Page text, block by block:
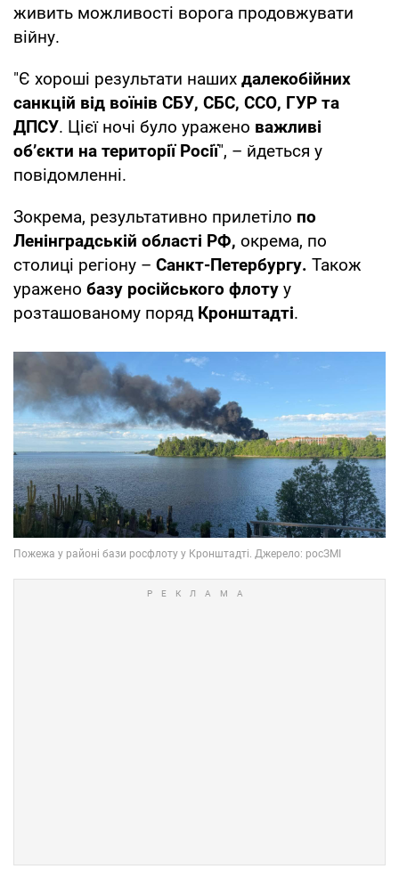
живить можливості ворога продовжувати
війну.
"Є хороші результати наших далекобійних
санкцій від воїнів СБУ, СБС, ССО, ГУР та
ДПСУ. Цієї ночі було уражено важливі
об’єкти на території Росії", – йдеться у
повідомленні.
Зокрема, результативно прилетіло по
Ленінградській області РФ, окрема, по
столиці регіону – Санкт-Петербургу. Також
уражено базу російського флоту у
розташованому поряд Кронштадті.